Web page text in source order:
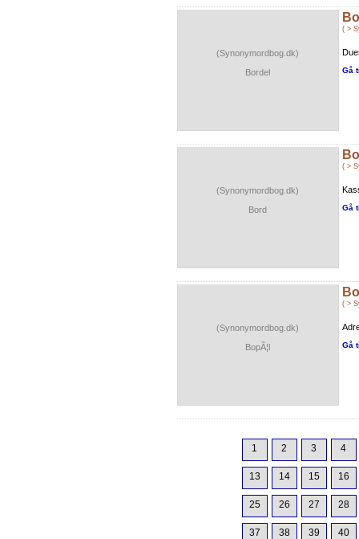
(Synonymordbog.dk)
Bordel
( >
Gå
(Synonymordbog.dk)
Bord
( >
Gå
(Synonymordbog.dk)
BopÃ¦l
( >
Gå
1 2 3 4
13 14 15 16
25 26 27 28
37 38 39 40